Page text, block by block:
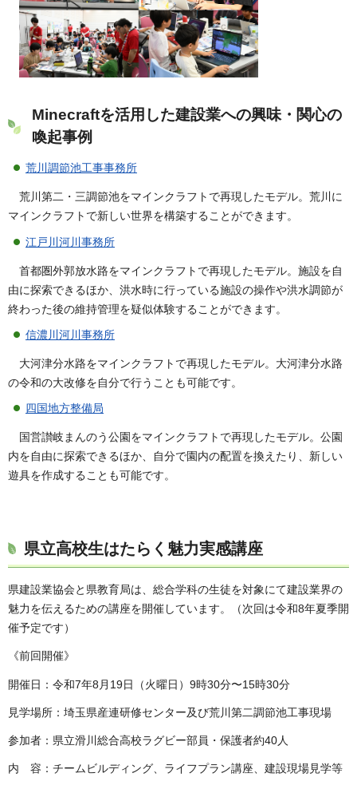
Minecraftを活用した建設業への興味・関心の
喚起事例
荒川調節池工事事務所
荒川第二・三調節池をマインクラフトで再現したモデル。荒川に
マインクラフトで新しい世界を構築することができます。
江戸川河川事務所
首都圏外郭放水路をマインクラフトで再現したモデル。施設を自
由に探索できるほか、洪水時に行っている施設の操作や洪水調節が
終わった後の維持管理を疑似体験することができます。
信濃川河川事務所
大河津分水路をマインクラフトで再現したモデル。大河津分水路
の令和の大改修を自分で行うことも可能です。
四国地方整備局
国営讃岐まんのう公園をマインクラフトで再現したモデル。公園
内を自由に探索できるほか、自分で園内の配置を換えたり、新しい
遊具を作成することも可能です。
県立高校生はたらく魅力実感講座
県建設業協会と県教育局は、総合学科の生徒を対象にて建設業界の
魅力を伝えるための講座を開催しています。（次回は令和8年夏季開
催予定です）
《前回開催》
開催日：令和7年8月19日（火曜日）9時30分〜15時30分
見学場所：埼玉県産連研修センター及び荒川第二調節池工事現場
参加者：県立滑川総合高校ラグビー部員・保護者約40人
内 容：チームビルディング、ライフプラン講座、建設現場見学等